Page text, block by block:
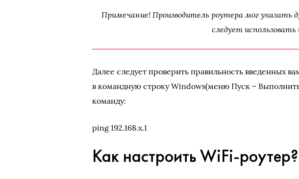
Примечание! Производитель роутера мог указать
следует использовать
Далее следует проверить правильность введенных
в командную строку Windows(меню Пуск –
команду:
ping 192.168.x.1
Как настроить WiFi-роутер?